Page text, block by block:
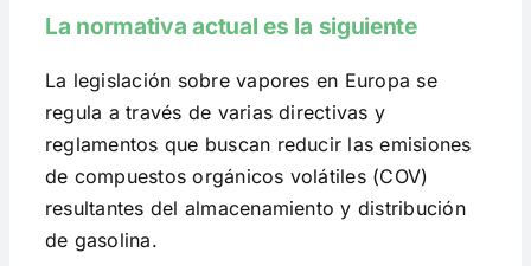
La normativa actual es la siguiente
La legislación sobre vapores en Europa se
regula a través de varias directivas y
reglamentos que buscan reducir las emisiones
de compuestos orgánicos volátiles (COV)
resultantes del almacenamiento y distribución
de gasolina.